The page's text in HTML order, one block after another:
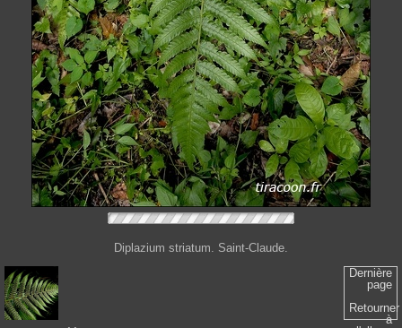
Diplazium striatum. Saint-Claude.
Dernière
page
Retourner
à